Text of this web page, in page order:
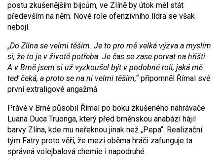
postu zkušenějším bijcům, ve Zlíně by útok měl stát
především na něm. Nové role ofenzivního lídra se však
nebojí.
„Do Zlína se velmi těším. Je to pro mě velká výzva a myslím
si, že to je v životě potřeba. Je čas se zase porvat na hřišti.
A v Brně jsem si už vyzkoušel být v podobné roli, jaká mě
teď čeká, a proto se na ni velmi těším,“připomněl Římal své
první extraligové angažmá.
Právě v Brně působil Římal po boku zkušeného nahrávače
Luana Duca Truonga, který před brněnskou anabází hájil
barvy Zlína, kde mu neřeknou jinak než „Pepa“. Realizační
tým Fatry proto věří, že mezi oběma hráči zafunguje ta
správná volejbalová chemie i napodruhé.